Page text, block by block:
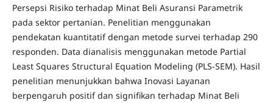
Persepsi Risiko terhadap Minat Beli Asuransi Parametrik
pada sektor pertanian. Penelitian menggunakan
pendekatan kuantitatif dengan metode survei terhadap 290
responden. Data dianalisis menggunakan metode Partial
Least Squares Structural Equation Modeling (PLS-SEM). Hasil
penelitian menunjukkan bahwa Inovasi Layanan
berpengaruh positif dan signifikan terhadap Minat Beli